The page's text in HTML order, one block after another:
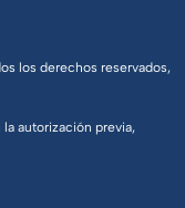
los derechos reservados,
autorización previa,